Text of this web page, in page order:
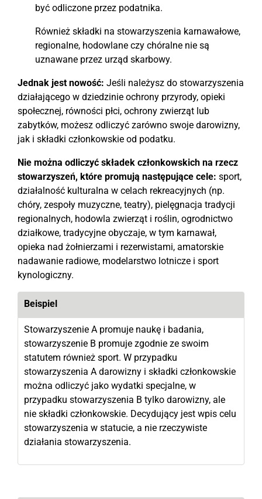
być odliczone przez podatnika.
Również składki na stowarzyszenia karnawałowe,
regionalne, hodowlane czy chóralne nie są
uznawane przez urząd skarbowy.
Jednak jest nowość: Jeśli należysz do stowarzyszenia
działającego w dziedzinie ochrony przyrody, opieki
społecznej, równości płci, ochrony zwierząt lub
zabytków, możesz odliczyć zarówno swoje darowizny,
jak i składki członkowskie od podatku.
Nie można odliczyć składek członkowskich na rzecz
stowarzyszeń, które promują następujące cele: sport,
działalność kulturalna w celach rekreacyjnych (np.
chóry, zespoły muzyczne, teatry), pielęgnacja tradycji
regionalnych, hodowla zwierząt i roślin, ogrodnictwo
działkowe, tradycyjne obyczaje, w tym karnawał,
opieka nad żołnierzami i rezerwistami, amatorskie
nadawanie radiowe, modelarstwo lotnicze i sport
kynologiczny.
Beispiel
Stowarzyszenie A promuje naukę i badania,
stowarzyszenie B promuje zgodnie ze swoim
statutem również sport. W przypadku
stowarzyszenia A darowizny i składki członkowskie
można odliczyć jako wydatki specjalne, w
przypadku stowarzyszenia B tylko darowizny, ale
nie składki członkowskie. Decydujący jest wpis celu
stowarzyszenia w statucie, a nie rzeczywiste
działania stowarzyszenia.